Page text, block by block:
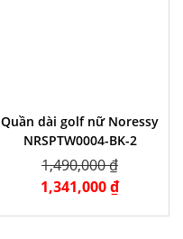
Quần dài golf nữ Noressy
NRSPTW0004-BK-2
1,490,000 ₫
1,341,000 ₫